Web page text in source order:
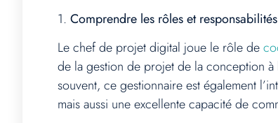
1. Comprendre les rôles et
Le chef de projet digital joue le rôle de
de la gestion de projet de la conception à
souvent, ce gestionnaire est également
mais aussi une excellente capacité de